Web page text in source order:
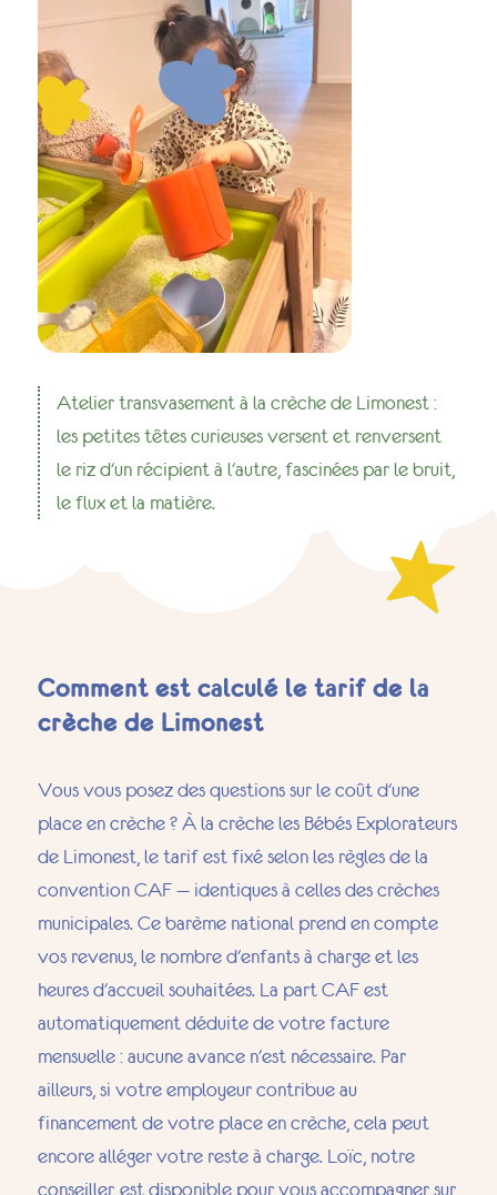
Atelier transvasement à la crèche de Limonest :
les petites têtes curieuses versent et renversent
le riz d'un récipient à l'autre, fascinées par le bruit,
le flux et la matière.
Comment est calculé le tarif de la
crèche de Limonest
Vous vous posez des questions sur le coût d'une
place en crèche ? À la crèche les Bébés Explorateurs
de Limonest, le tarif est fixé selon les règles de la
convention CAF — identiques à celles des crèches
municipales. Ce barème national prend en compte
vos revenus, le nombre d'enfants à charge et les
heures d'accueil souhaitées. La part CAF est
automatiquement déduite de votre facture
mensuelle : aucune avance n'est nécessaire. Par
ailleurs, si votre employeur contribue au
financement de votre place en crèche, cela peut
encore alléger votre reste à charge. Loïc, notre
conseiller, est disponible pour vous accompagner sur